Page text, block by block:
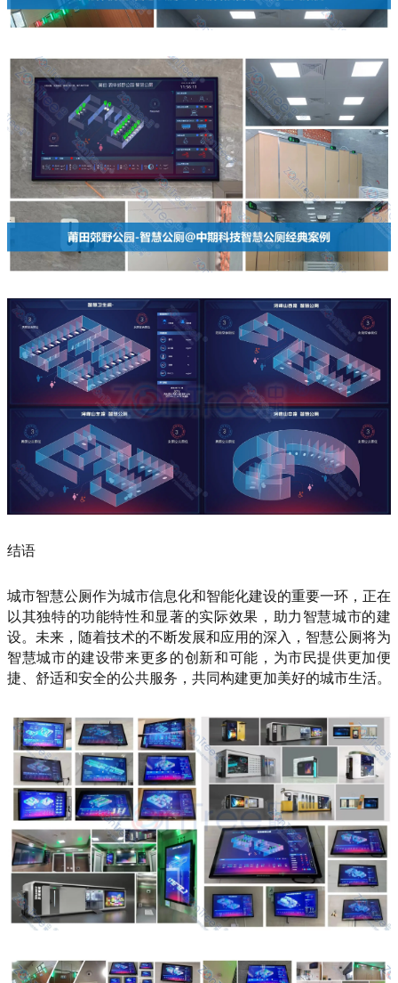
结语
城市智慧公厕作为城市信息化和智能化建设的重要一环，正在
以其独特的功能特性和显著的实际效果，助力智慧城市的建
设。未来，随着技术的不断发展和应用的深入，智慧公厕将为
智慧城市的建设带来更多的创新和可能，为市民提供更加便
捷、舒适和安全的公共服务，共同构建更加美好的城市生活。